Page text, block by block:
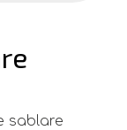
sablare